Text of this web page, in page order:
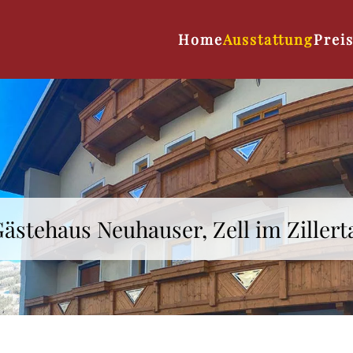
HomeAusstattung
Neuhauser, Zell im